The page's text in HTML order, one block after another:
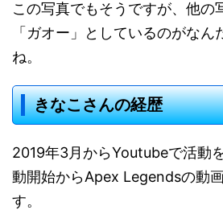
この写真でもそうですが、他の
「ガオー」としているのがなん
ね。
きなこさんの経歴
2019年3月からYoutubeで活動
動開始からApex Legendsの動
す。